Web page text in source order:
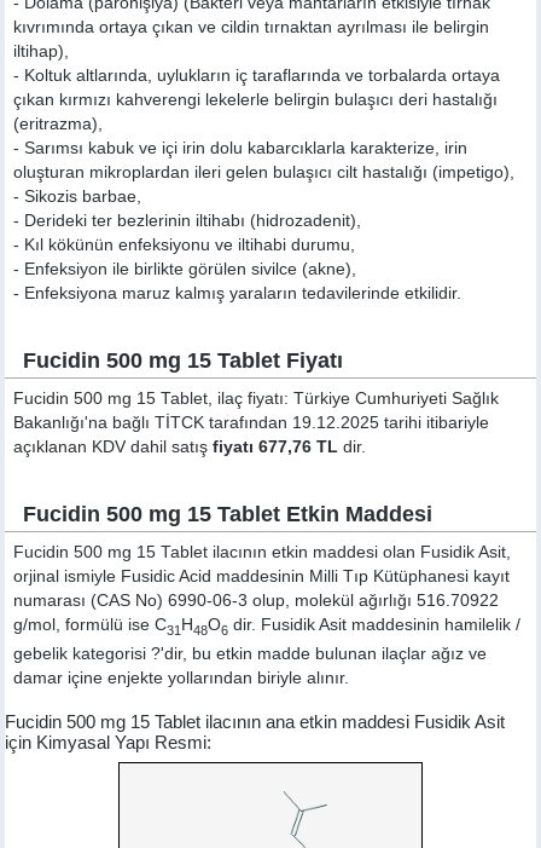
kıvrımında ortaya çıkan ve cildin tırnaktan ayrılması ile belirgin
iltihap),
- Koltuk altlarında, uylukların iç taraflarında ve torbalarda ortaya
çıkan kırmızı kahverengi lekelerle belirgin bulaşıcı deri hastalığı
(eritrazma),
- Sarımsı kabuk ve içi irin dolu kabarcıklarla karakterize, irin
oluşturan mikroplardan ileri gelen bulaşıcı cilt hastalığı (impetigo),
- Sikozis barbae,
- Derideki ter bezlerinin iltihabı (hidrozadenit),
- Kıl kökünün enfeksiyonu ve iltihabi durumu,
- Enfeksiyon ile birlikte görülen sivilce (akne),
- Enfeksiyona maruz kalmış yaraların tedavilerinde etkilidir.
Fucidin 500 mg 15 Tablet Fiyatı
Fucidin 500 mg 15 Tablet, ilaç fiyatı: Türkiye Cumhuriyeti Sağlık
Bakanlığı'na bağlı TİTCK tarafından 19.12.2025 tarihi itibariyle
açıklanan KDV dahil satışfiyatı 677,76 TL dir.
Fucidin 500 mg 15 Tablet Etkin Maddesi
Fucidin 500 mg 15 Tablet ilacının etkin maddesi olan Fusidik Asit,
orjinal ismiyle Fusidic Acid maddesinin Milli Tıp Kütüphanesi kayıt
numarası (CAS No) 6990-06-3 olup, molekül ağırlığı 516.70922
g/mol, formülü ise C31 H 48O6 dir. Fusidik Asit maddesinin hamilelik /
gebelik kategorisi ?'dir, bu etkin madde bulunan ilaçlar ağız ve
damar içine enjekte yollarından biriyle alınır.
Fucidin 500 mg 15 Tablet ilacının ana etkin maddesi Fusidik Asit
için Kimyasal Yapı Resmi: